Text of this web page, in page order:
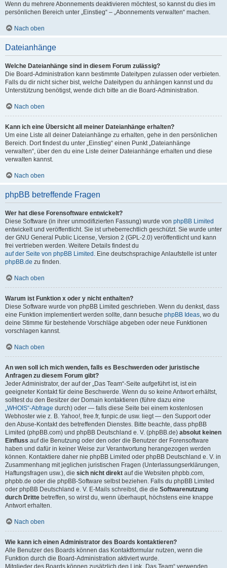
Wenn du mehrere Abonnements deaktivieren möchtest, so kannst du dies im
persönlichen Bereich unter „Einstieg“ – „Abonnements verwalten“ machen.
Nach oben
Dateianhänge
Welche Dateianhänge sind in diesem Forum zulässig?
Die Board-Administration kann bestimmte Dateitypen zulassen oder verbieten.
Falls du dir nicht sicher bist, welche Dateitypen du anhängen kannst und du
Unterstützung benötigst, wende dich bitte an die Board-Administration.
Nach oben
Kann ich eine Übersicht all meiner Dateianhänge erhalten?
Um eine Liste all deiner Dateianhänge zu erhalten, gehe in den persönlichen
Bereich. Dort findest du unter „Einstieg“ einen Punkt „Dateianhänge
verwalten“, über den du eine Liste deiner Dateianhänge erhalten und diese
verwalten kannst.
Nach oben
phpBB betreffende Fragen
Wer hat diese Forensoftware entwickelt?
Diese Software (in ihrer unmodifizierten Fassung) wurde von phpBB Limited
entwickelt und veröffentlicht. Sie ist urheberrechtlich geschützt. Sie wurde unter
der GNU General Public License, Version 2 (GPL-2.0) veröffentlicht und kann
frei vertrieben werden. Weitere Details findest du
auf der Seite von phpBB Limited . Eine deutschsprachige Anlaufstelle ist unter
phpBB.de zu finden.
Nach oben
Warum ist Funktion x oder y nicht enthalten?
Diese Software wurde von phpBB Limited geschrieben. Wenn du denkst, dass
eine Funktion implementiert werden sollte, dann besuche phpBB Ideas, wo du
deine Stimme für bestehende Vorschläge abgeben oder neue Funktionen
vorschlagen kannst.
Nach oben
An wen soll ich mich wenden, falls es Beschwerden oder juristische
Anfragen zu diesem Forum gibt?
Jeder Administrator, der auf der „Das Team“-Seite aufgeführt ist, ist ein
geeigneter Kontakt für deine Beschwerde. Wenn du so keine Antwort erhältst,
solltest du den Besitzer der Domain kontaktieren (führe dazu eine
„WHOIS“-Abfrage durch) oder — falls diese Seite bei einem kostenlosen
Webhoster wie z. B. Yahoo!, free.fr, funpic.de usw. liegt — den Support oder
den Abuse-Kontakt des betreffenden Dienstes. Bitte beachte, dass phpBB
Limited (phpBB.com) und phpBB Deutschland e. V. (phpBB.de) absolut keinen
Einfluss auf die Benutzung oder den oder die Benutzer der Forensoftware
haben und dafür in keiner Weise zur Verantwortung herangezogen werden
können. Kontaktiere daher nie phpBB Limited oder phpBB Deutschland e. V. in
Zusammenhang mit jeglichen juristischen Fragen (Unterlassungserklärungen,
Haftungsfragen usw.), die sich nicht direkt auf die Websiten phpbb.com,
phpbb.de oder die phpBB-Software selbst beziehen. Falls du phpBB Limited
oder phpBB Deutschland e. V. E-Mails schreibst, die die Softwarenutzung
durch Dritte betreffen, so wirst du, wenn überhaupt, höchstens eine knappe
Antwort erhalten.
Nach oben
Wie kann ich einen Administrator des Boards kontaktieren?
Alle Benutzer des Boards können das Kontaktformular nutzen, wenn die
Funktion durch die Board-Administration aktiviert wurde.
Mitglieder des Boards können zusätzlich den Link „Das Team“ verwenden.